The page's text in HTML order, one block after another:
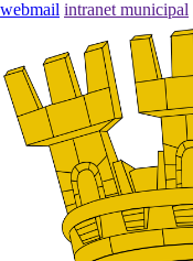
webmail intranet municipal